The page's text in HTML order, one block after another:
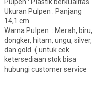
Ukuran Pulpen : Panjang
14,1 cm
Warna Pulpen : Merah, biru,
dongker, hitam, ungu, silver,
dan gold. ( untuk cek
ketersediaan stok bisa
hubungi customer service